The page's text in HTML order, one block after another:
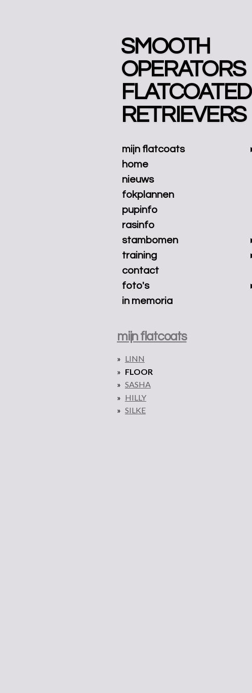
SMOOTH
OPERATORS
FLATCOATED
RETRIEVERS
mijn flatcoats
home
nieuws
fokplannen
pupinfo
rasinfo
stambomen
training
contact
foto's
in memoria
mijn flatcoats
LINN
FLOOR
SASHA
HILLY
SILKE